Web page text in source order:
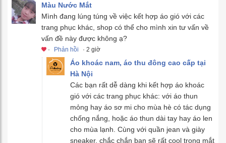
Màu Nước Mắt
Mình đang lúng túng về việc kết hợp áo gió với các
trang phục khác, shop có thể cho mình xin tư vấn về
vấn đề này được không ạ?
· Phản hồi · 2 giờ
Áo khoác nam, áo thu đông cao cấp tại
Hà Nội
Các bạn rất dễ dàng khi kết hợp áo khoác
gió với các trang phục khác: với áo thun
mỏng hay áo sơ mi cho mùa hè có tác dụng
chống nắng, hoặc áo thun dài tay hay áo len
cho mùa lạnh. Cùng với quần jean và giày
sneaker, chắc chắn bạn sẽ rất cool trong mắt